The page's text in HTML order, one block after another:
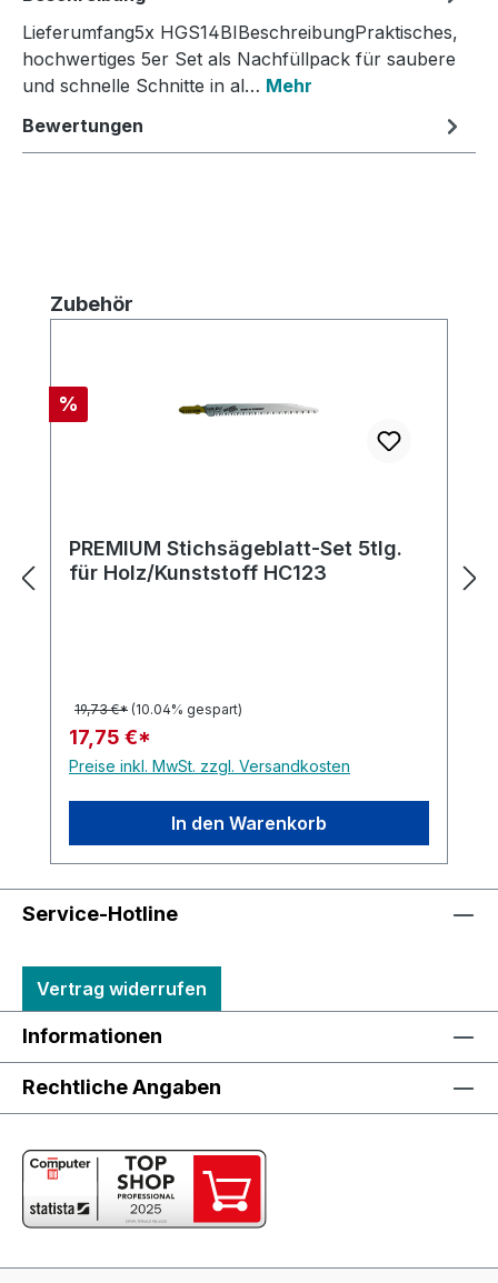
Lieferumfang5x HGS14BIBeschreibungPraktisches,
hochwertiges 5er Set als Nachfüllpack für saubere
und schnelle Schnitte in al… Mehr
Bewertungen
Produktgalerie überspringen
Zubehör
Rabatt
%
PREMIUM Stichsägeblatt-Set 5tlg.
für Holz/Kunststoff HC123
19,73 €* (10.04% gespart)
17,75 €*
Preise inkl. MwSt. zzgl. Versandkosten
In den Warenkorb
Service-Hotline
Vertrag widerrufen
Informationen
Rechtliche Angaben